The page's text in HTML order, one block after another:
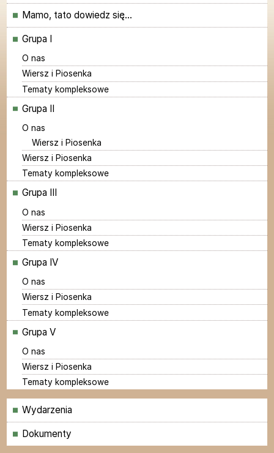
Mamo, tato dowiedz się...
Grupa I
O nas
Wiersz i Piosenka
Tematy kompleksowe
Grupa II
O nas
Wiersz i Piosenka
Wiersz i Piosenka
Tematy kompleksowe
Grupa III
O nas
Wiersz i Piosenka
Tematy kompleksowe
Grupa IV
O nas
Wiersz i Piosenka
Tematy kompleksowe
Grupa V
O nas
Wiersz i Piosenka
Tematy kompleksowe
Menu
Wydarzenia
Dokumenty